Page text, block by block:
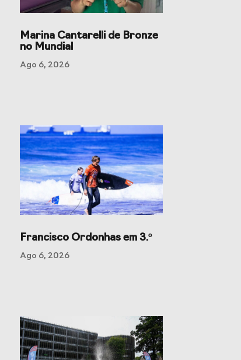
Marina Cantarelli de Bronze
no Mundial
Ago 6, 2026
Francisco Ordonhas em 3.º
Ago 6, 2026